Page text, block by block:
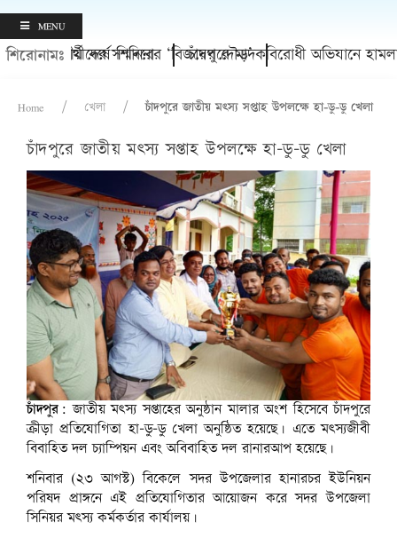
MENU
শিরোনামঃ সম্মাননা চাঁদপুরে মাদকবিরোধী অভিযানে হামলায়
বর্ষে শিবিরের ‘বিজয়ের দৌড়’
Home খেলা চাঁদপুরে জাতীয় মৎস্য সপ্তাহ উপলক্ষে হা-ডু-ডু খেলা
চাঁদপুরে জাতীয় মৎস্য সপ্তাহ উপলক্ষে হা-ডু-ডু খেলা
চাঁদপুর: জাতীয় মৎস্য সপ্তাহের অনুষ্ঠান মালার অংশ হিসেবে চাঁদপুরে
ক্রীড়া প্রতিযোগিতা হা-ডু-ডু খেলা অনুষ্ঠিত হয়েছে। এতে মৎস্যজীবী
বিবাহিত দল চ্যাম্পিয়ন এবং অবিবাহিত দল রানারআপ হয়েছে।
শনিবার (২৩ আগস্ট) বিকেলে সদর উপজেলার হানারচর ইউনিয়ন
পরিষদ প্রাঙ্গনে এই প্রতিযোগিতার আয়োজন করে সদর উপজেলা
সিনিয়র মৎস্য কর্মকর্তার কার্যালয়।